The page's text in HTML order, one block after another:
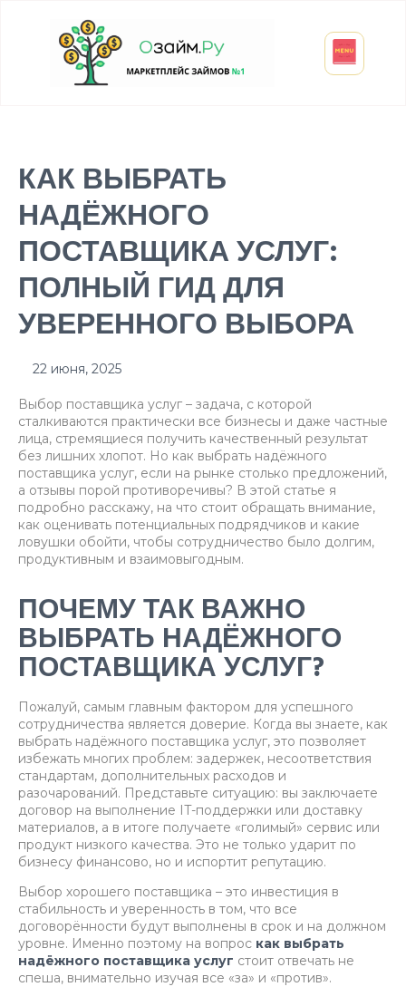
КАК ВЫБРАТЬ
НАДЁЖНОГО
ПОСТАВЩИКА УСЛУГ:
ПОЛНЫЙ ГИД ДЛЯ
УВЕРЕННОГО ВЫБОРА
22 июня, 2025
Выбор поставщика услуг – задача, с которой
сталкиваются практически все бизнесы и даже частные
лица, стремящиеся получить качественный результат
без лишних хлопот. Но как выбрать надёжного
поставщика услуг, если на рынке столько предложений,
а отзывы порой противоречивы? В этой статье я
подробно расскажу, на что стоит обращать внимание,
как оценивать потенциальных подрядчиков и какие
ловушки обойти, чтобы сотрудничество было долгим,
продуктивным и взаимовыгодным.
ПОЧЕМУ ТАК ВАЖНО
ВЫБРАТЬ НАДЁЖНОГО
ПОСТАВЩИКА УСЛУГ?
Пожалуй, самым главным фактором для успешного
сотрудничества является доверие. Когда вы знаете, как
выбрать надёжного поставщика услуг, это позволяет
избежать многих проблем: задержек, несоответствия
стандартам, дополнительных расходов и
разочарований. Представьте ситуацию: вы заключаете
договор на выполнение IT-поддержки или доставку
материалов, а в итоге получаете «голимый» сервис или
продукт низкого качества. Это не только ударит по
бизнесу финансово, но и испортит репутацию.
Выбор хорошего поставщика – это инвестиция в
стабильность и уверенность в том, что все
договорённости будут выполнены в срок и на должном
уровне. Именно поэтому на вопрос как выбрать
надёжного поставщика услуг стоит отвечать не
спеша, внимательно изучая все «за» и «против».